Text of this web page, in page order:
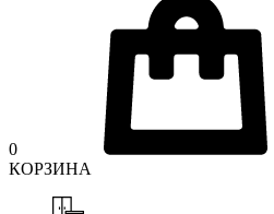
0
КОРЗИНА